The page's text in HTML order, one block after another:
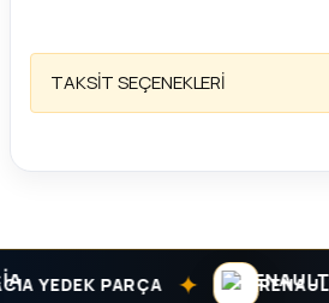
TAKSİT SEÇENEKLERİ
YEDEK PARÇA ✦ RENAULT